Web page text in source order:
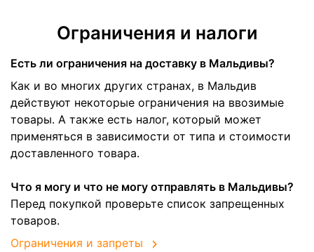
Ограничения и налоги
Есть ли ограничения на доставку в Мальдивы?
Как и во многих других странах, в Мальдив
действуют некоторые ограничения на ввозимые
товары. А также есть налог, который может
применяться в зависимости от типа и стоимости
доставленного товара.
Что я могу и что не могу отправлять в Мальдивы?
Перед покупкой проверьте список запрещенных
товаров.
Ограничения и запреты